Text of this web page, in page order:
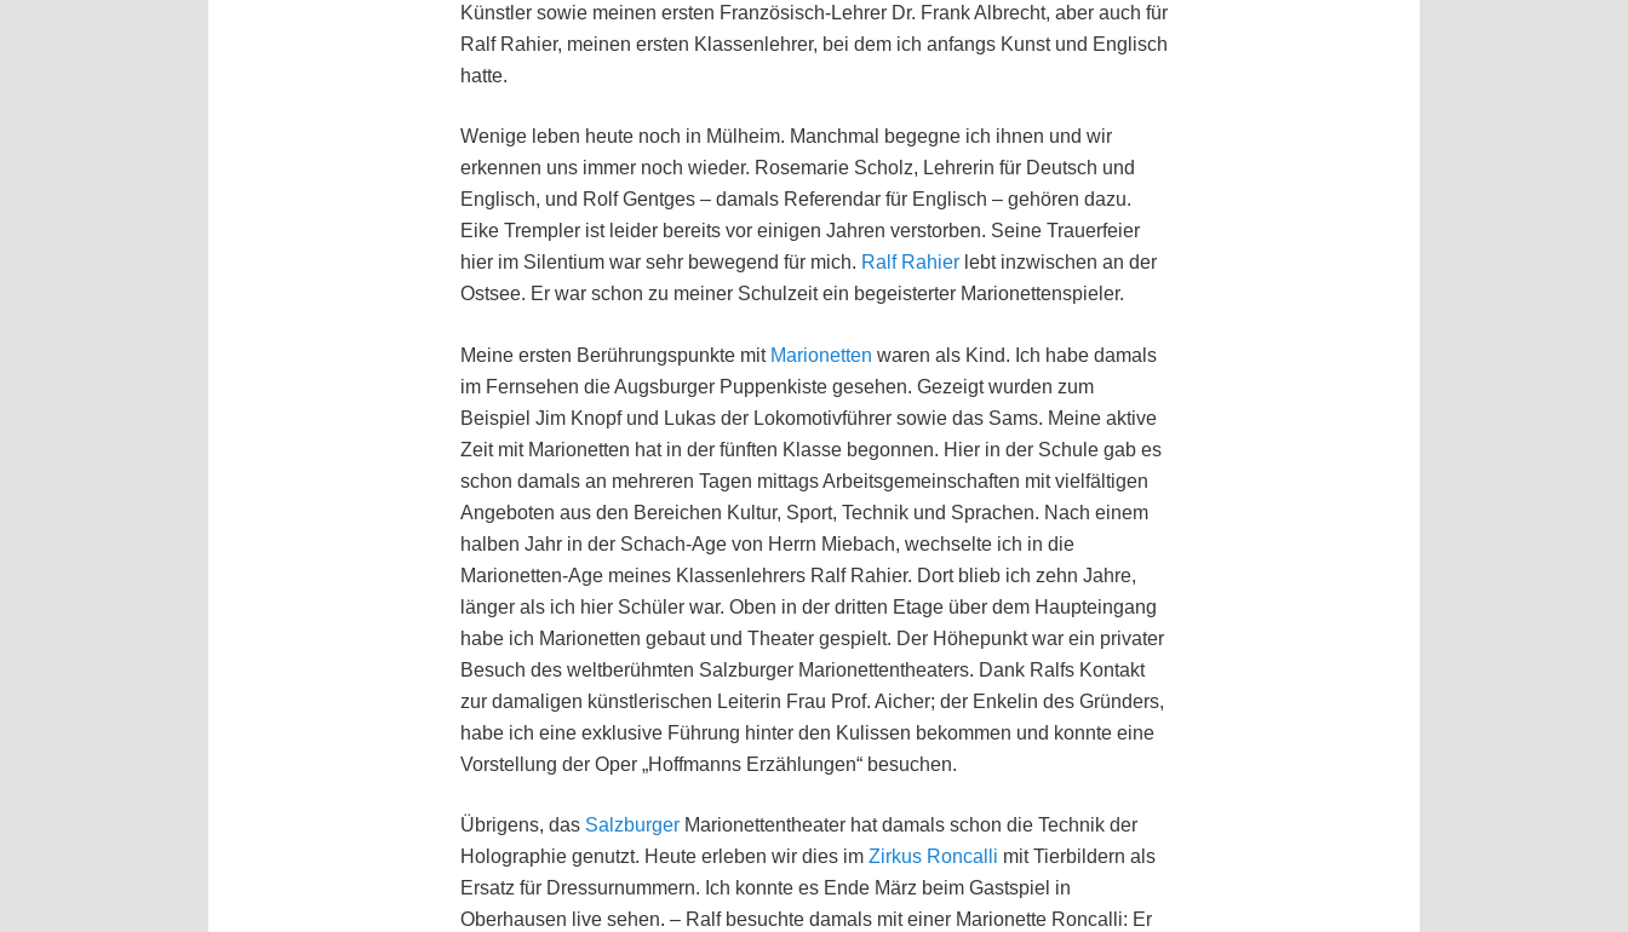
Künstler sowie meinen ersten Französisch-Lehrer Dr. Frank Albrecht, aber auch für
Ralf Rahier, meinen ersten Klassenlehrer, bei dem ich anfangs Kunst und Englisch
hatte.
Wenige leben heute noch in Mülheim. Manchmal begegne ich ihnen und wir
erkennen uns immer noch wieder. Rosemarie Scholz, Lehrerin für Deutsch und
Englisch, und Rolf Gentges – damals Referendar für Englisch – gehören dazu.
Eike Trempler ist leider bereits vor einigen Jahren verstorben. Seine Trauerfeier
hier im Silentium war sehr bewegend für mich. Ralf Rahierlebt inzwischen an der
Ostsee. Er war schon zu meiner Schulzeit ein begeisterter Marionettenspieler.
Meine ersten Berührungspunkte mit Marionetten waren als Kind. Ich habe damals
im Fernsehen die Augsburger Puppenkiste gesehen. Gezeigt wurden zum
Beispiel Jim Knopf und Lukas der Lokomotivführer sowie das Sams. Meine aktive
Zeit mit Marionetten hat in der fünften Klasse begonnen. Hier in der Schule gab es
schon damals an mehreren Tagen mittags Arbeitsgemeinschaften mit vielfältigen
Angeboten aus den Bereichen Kultur, Sport, Technik und Sprachen. Nach einem
halben Jahr in der Schach-Age von Herrn Miebach, wechselte ich in die
Marionetten-Age meines Klassenlehrers Ralf Rahier. Dort blieb ich zehn Jahre,
länger als ich hier Schüler war. Oben in der dritten Etage über dem Haupteingang
habe ich Marionetten gebaut und Theater gespielt. Der Höhepunkt war ein privater
Besuch des weltberühmten Salzburger Marionettentheaters. Dank Ralfs Kontakt
zur damaligen künstlerischen Leiterin Frau Prof. Aicher; der Enkelin des Gründers,
habe ich eine exklusive Führung hinter den Kulissen bekommen und konnte eine
Vorstellung der Oper „Hoffmanns Erzählungen“ besuchen.
Übrigens, das SalzburgerMarionettentheater hat damals schon die Technik der
Holographie genutzt. Heute erleben wir dies im Zirkus Roncalli mit Tierbildern als
Ersatz für Dressurnummern. Ich konnte es Ende März beim Gastspiel in
Oberhausen live sehen. – Ralf besuchte damals mit einer Marionette Roncalli: Er